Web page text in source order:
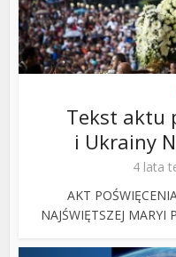
Tekst aktu
i Ukrainy
4 lata
AKT
NAJŚWIĘTSZEJ